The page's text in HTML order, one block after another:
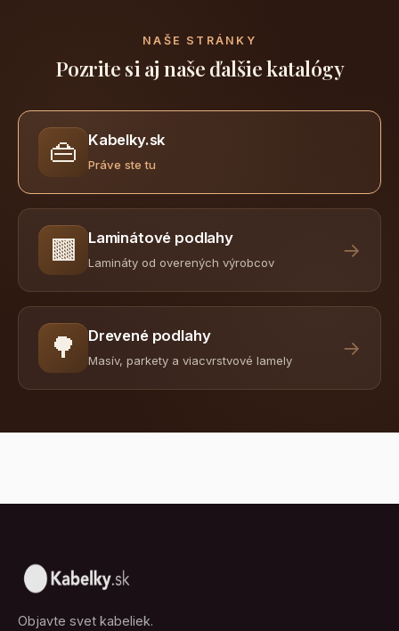
NAŠE STRÁNKY
Pozrite si aj naše ďalšie katalógy
👜 Kabelky.sk
Práve ste tu
🟫 Laminátové podlahy
Lamináty od overených výrobcov
→
🌳 Drevené podlahy
Masív, parkety a viacvrstvové lamely
→
Objavte svet kabeliek.